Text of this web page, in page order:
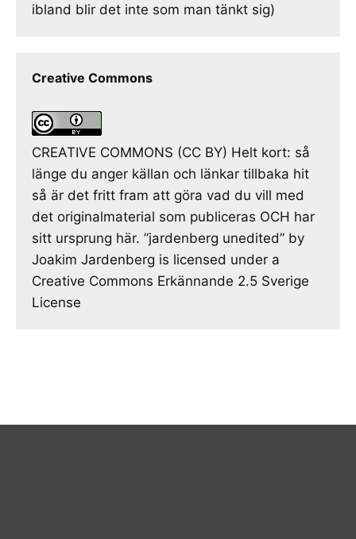
ibland blir det inte som man tänkt sig)
Creative Commons
CREATIVE COMMONS (CC BY) Helt kort: så
länge du anger källan och länkar tillbaka hit
så är det fritt fram att göra vad du vill med
det originalmaterial som publiceras OCH har
sitt ursprung här. ”jardenberg unedited” by
Joakim Jardenberg is licensed under a
Creative Commons Erkännande 2.5 Sverige
License